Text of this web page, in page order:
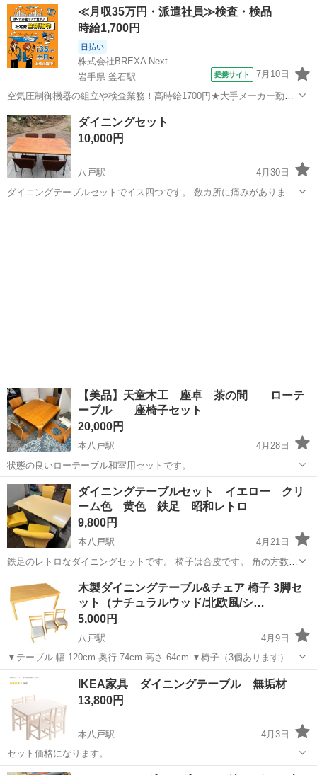
≪月収35万円・派遣社員≫検査・検品
時給1,700円
日払い
株式会社BREXA Next
岩手県 釜石駅
提携サイト 7月10日
空気圧制御機器の組立や検査業務！高時給1700円★大手メーカー勤
務！嬉しい寮費無料！ワンルーム寮完備★マイカー通勤OK＆工場敷地
内に無料駐車場あり★！《岩手県釜石市》 人気の工場のお仕事 ◇空気
圧制御機器（シリンダ、バルブ...
岩手 釜石市 釜石駅 その他
ダイニングセット
10,000円
八戸駅
4月30日
ダイニングテーブルセットでイス四つです。 数カ所に痛みがあります
【美品】天童木工 座卓 茶の間 ローテ
ーブル 座椅子セット
20,000円
本八戸駅
4月28日
状態の良いローテーブル和室用セットです。
青森 八戸市 本八戸駅 ダイニングセット
ダイニングテーブルセット イエロー クリ
ーム色 黄色 鉄足 昭和レトロ
9,800円
本八戸駅
4月21日
鉄足のレトロなダイニングセットです。 椅子は合皮です。 角の方数ヶ
所削れてます。ダメージはあるので、気になる方は見学や追加写真を
お求めください、 カフェテーブルなどにも使えると思います。 年式が
古いので劣化もあります。ご注...
本八戸駅 ダイニングセット レトロ
木製ダイニングテーブル&チェア 椅子 3脚セ
ット（ナチュラルウッド/北欧風/シ…
5,000円
八戸駅
4月9日
▼テーブル 幅 120cm 奥行 74cm 高さ 64cm ▼椅子（3個あります）
幅 39cm 奥行 40cm 高さ 78cm 【店舗引渡の場合】 住所:〒031-0821
青森県八戸市白銀3-6-2 営業時間:9時...
青森 八戸駅 ダイニングセット ダイニング
IKEA家具 ダイニングテーブル 無垢材
13,800円
本八戸駅
4月3日
セット価格になります。
青森 八戸市 ダイニングセット 無垢材